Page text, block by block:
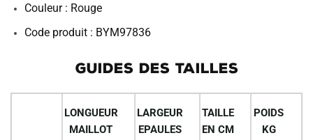
Couleur : Rouge
Code produit : BYM97836
GUIDES DES TAILLES
LONGUEUR
MAILLOT
LARGEUR
EPAULES
TAILLE
EN CM
POIDS
KG